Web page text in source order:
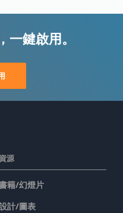
鍵啟用。
資源
籍/幻燈片
計/圖表